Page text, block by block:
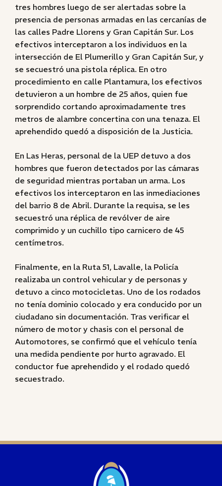
tres hombres luego de ser alertadas sobre la
presencia de personas armadas en las cercanías de
las calles Padre Llorens y Gran Capitán Sur. Los
efectivos interceptaron a los individuos en la
intersección de El Plumerillo y Gran Capitán Sur, y
se secuestró una pistola réplica. En otro
procedimiento en calle Plantamura, los efectivos
detuvieron a un hombre de 25 años, quien fue
sorprendido cortando aproximadamente tres
metros de alambre concertina con una tenaza. El
aprehendido quedó a disposición de la Justicia.
En Las Heras, personal de la UEP detuvo a dos
hombres que fueron detectados por las cámaras
de seguridad mientras portaban un arma. Los
efectivos los interceptaron en las inmediaciones
del barrio 8 de Abril. Durante la requisa, se les
secuestró una réplica de revólver de aire
comprimido y un cuchillo tipo carnicero de 45
centímetros.
Finalmente, en la Ruta 51, Lavalle, la Policía
realizaba un control vehicular y de personas y
detuvo a cinco motocicletas. Uno de los rodados
no tenía dominio colocado y era conducido por un
ciudadano sin documentación. Tras verificar el
número de motor y chasis con el personal de
Automotores, se confirmó que el vehículo tenía
una medida pendiente por hurto agravado. El
conductor fue aprehendido y el rodado quedó
secuestrado.